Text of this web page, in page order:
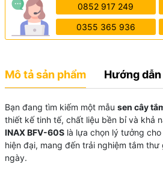
0852 917 249
0355 365 936
Mô tả sản phẩm Hướng
Bạn đang tìm kiếm một mẫu sen cây
thiết kế tinh tế, chất liệu bền bỉ và khả
INAX BFV-60Slà lựa chọn lý tưởng
hiện đại, mang đến trải nghiệm tắm thư
ngày.